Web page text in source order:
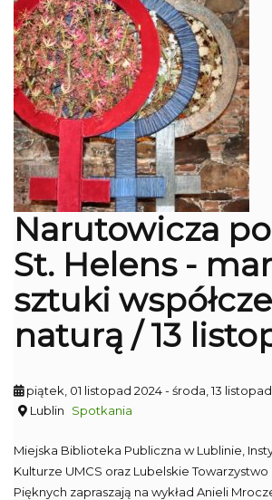
Narutowicza
St. Helens -
sztuki
naturą / 13
piątek, 01 listopad 2024- środa, 13
Lublin
Spotkania
Miejska Biblioteka Publiczna w Lublinie,
Kulturze UMCS oraz Lubelskie
Pięknych zapraszają na wykład Anieli